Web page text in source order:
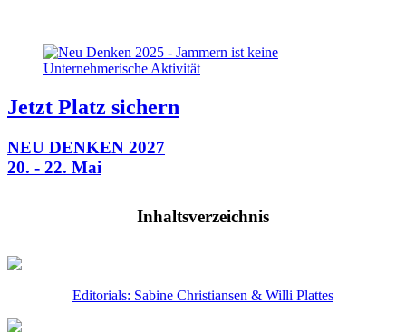
Jetzt Platz sichern
NEU DENKEN 2027
20. - 22. Mai
Inhaltsverzeichnis
Editorials: Sabine Christiansen & Willi Plattes